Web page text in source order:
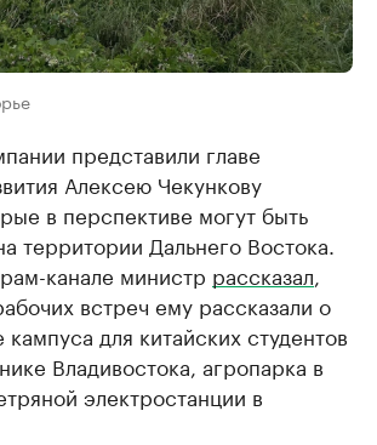
представили главе
Алексею Чекункову
в перспективе могут быть
территории Дальнего Востока.
канале министр рассказал
встреч ему рассказали о
кампуса для китайских студентов
Владивостока, агропарка в
электростанции в